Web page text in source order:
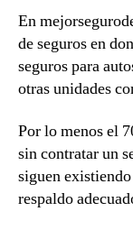
En
de seguros en
seguros para
otras unidades
Por lo menos el
sin contratar un
siguen
respaldo